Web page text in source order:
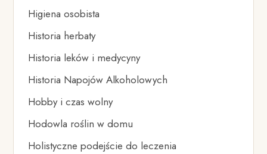
Higiena osobista
Historia herbaty
Historia leków i medycyny
Historia Napojów Alkoholowych
Hobby i czas wolny
Hodowla roślin w domu
Holistyczne podejście do leczenia